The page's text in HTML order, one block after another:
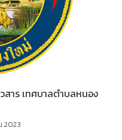
าร เทศบาลตำบลหนอง
2023